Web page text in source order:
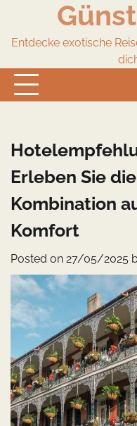
content
Entdecke exotische
Erleben Sie
Kombination
Komfort
Posted on 27/05/2025